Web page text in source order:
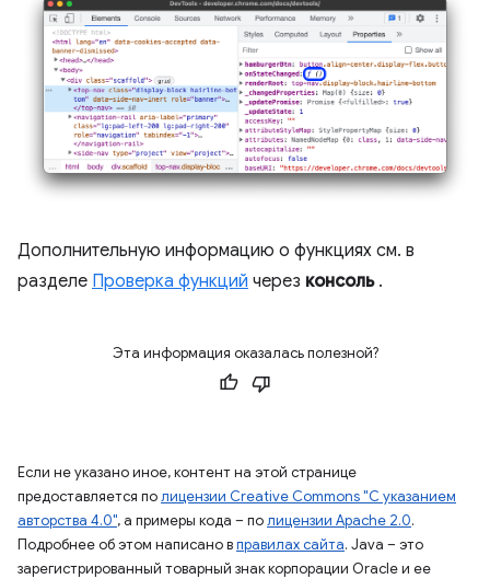
Дополнительную информацию о функциях см. в
разделе Проверка функций через консоль.
Эта информация оказалась полезной?
Если не указано иное, контент на этой странице
предоставляется полицензии Creative Commons "С указанием
авторства 4.0", а примеры кода – полицензии Apache 2.0.
Подробнее об этом написано вправилах сайта. Java – это
зарегистрированный товарный знак корпорации Oracle и ее